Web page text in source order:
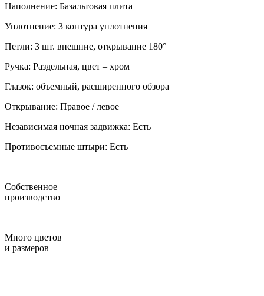
Наполнение: Базальтовая плита
Уплотнение: 3 контура уплотнения
Петли: 3 шт. внешние, открывание 180°
Ручка: Раздельная, цвет – хром
Глазок: объемный, расширенного обзора
Открывание: Правое / левое
Независимая ночная задвижка: Есть
Противосъемные штыри: Есть
Собственное
производство
Много цветов
и размеров